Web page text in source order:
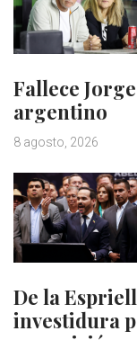
Fallece
argentino
8 agosto, 2026
De la
investidura